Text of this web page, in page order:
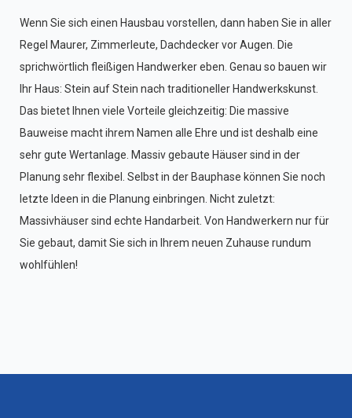
Wenn Sie sich einen Hausbau vorstellen, dann haben Sie in aller
Regel Maurer, Zimmerleute, Dachdecker vor Augen. Die
sprichwörtlich fleißigen Handwerker eben. Genau so bauen wir
Ihr Haus: Stein auf Stein nach traditioneller Handwerkskunst.
Das bietet Ihnen viele Vorteile gleichzeitig: Die massive
Bauweise macht ihrem Namen alle Ehre und ist deshalb eine
sehr gute Wertanlage. Massiv gebaute Häuser sind in der
Planung sehr flexibel. Selbst in der Bauphase können Sie noch
letzte Ideen in die Planung einbringen. Nicht zuletzt:
Massivhäuser sind echte Handarbeit. Von Handwerkern nur für
Sie gebaut, damit Sie sich in Ihrem neuen Zuhause rundum
wohlfühlen!